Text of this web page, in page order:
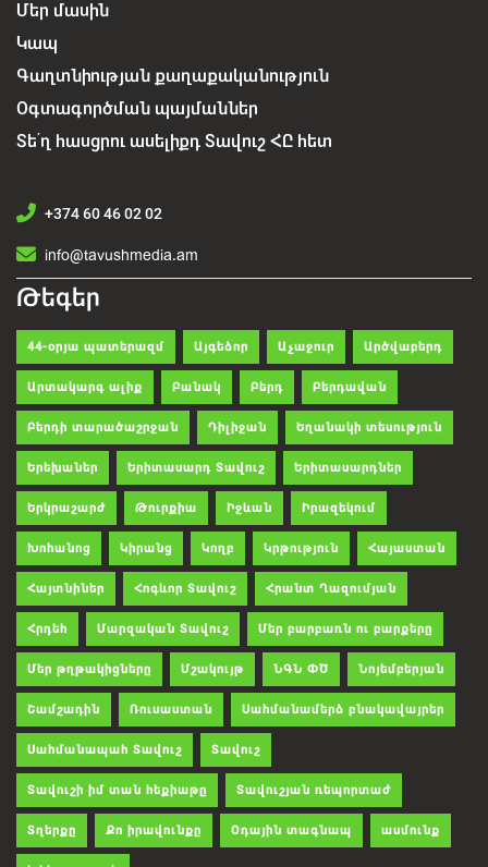
Մեր մասին
Կապ
Գաղտնիության քաղաքականություն
Օգտագործման պայմաններ
Տե՛ղ հասցրու ասելիքդ Տավուշ ՀԸ հետ
+374 60 46 02 02
info@tavushmedia.am
Թեգեր
44-օրյա պատերազմ Այգեձոր Աչաջուր Արծվաբերդ
Արտակարգ ալիք Բանակ Բերդ Բերդավան
Բերդի տարածաշրջան Դիլիջան Եղանակի տեսություն
Երեխաներ Երիտասարդ Տավուշ Երիտասարդներ
Երկրաշարժ Թուրքիա Իջևան Իրազեկում
Խոհանոց Կիրանց Կողբ Կրթություն Հայաստան
Հայտնիներ Հոգևոր Տավուշ Հրանտ Ղազումյան
Հրդեհ Մարզական Տավուշ Մեր բարբառն ու բարքերը
Մեր թղթակիցները Մշակույթ ՆԳՆ ՓԾ Նոյեմբերյան
Շամշադին Ռուսաստան Սահմանամերձ բնակավայրեր
Սահմանապահ Տավուշ Տավուշ
Տավուշի իմ տան հեքիաթը Տավուշյան ռեպորտաժ
Տղերքը Քո իրավունքը Օդային տագնապ ասմունք